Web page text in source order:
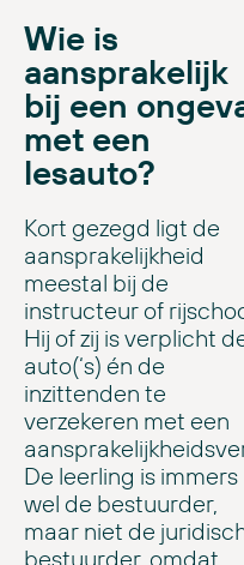
Wie is
aansprakelijk
bij een
met een
lesauto?
Kort gezegd ligt de
aansprakelijkheid
meestal bij de
instructeur of
Hij of zij is verplicht
auto(‘s) én de
inzittenden te
verzekeren met een
De leerling is immers
wel de bestuurder,
maar niet de
bestuurder, omdat